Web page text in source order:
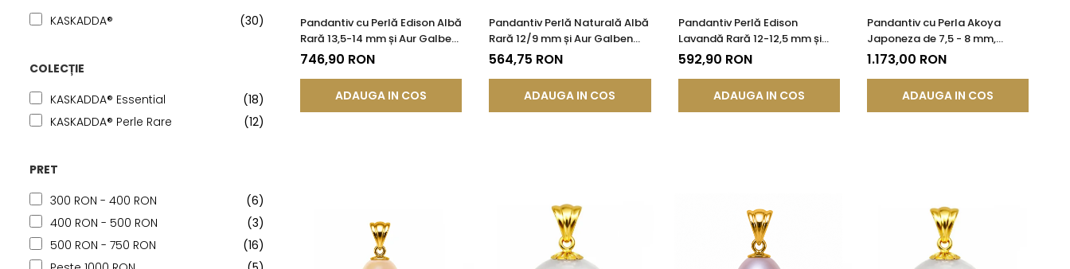
KASKADDA®
(30)
COLECȚIE
KASKADDA® Essential
(18)
KASKADDA® Perle Rare
(12)
PRET
300 RON - 400 RON
(6)
400 RON - 500 RON
(3)
500 RON - 750 RON
(16)
Pandantiv cu Perlă Edison Albă
Rară 13,5-14 mm și Aur Galben
14K (aur 585) | KASKADDA®
746,90 RON
ADAUGA IN COS
Pandantiv Perlă Naturală Albă
Rară 12/9 mm și Aur Galben
14K (aur 585) | KASKADDA®
564,75 RON
ADAUGA IN COS
Pandantiv Perlă Edison
Lavandă Rară 12-12,5 mm și
Aur 14K (aur 585) | KASKADDA®
592,90 RON
ADAUGA IN COS
Pandantiv cu Perla Akoya
Japoneza de 7,5 - 8 mm,
Calitate AAA+ si Aur de 14k
1.173,00 RON
ADAUGA IN COS